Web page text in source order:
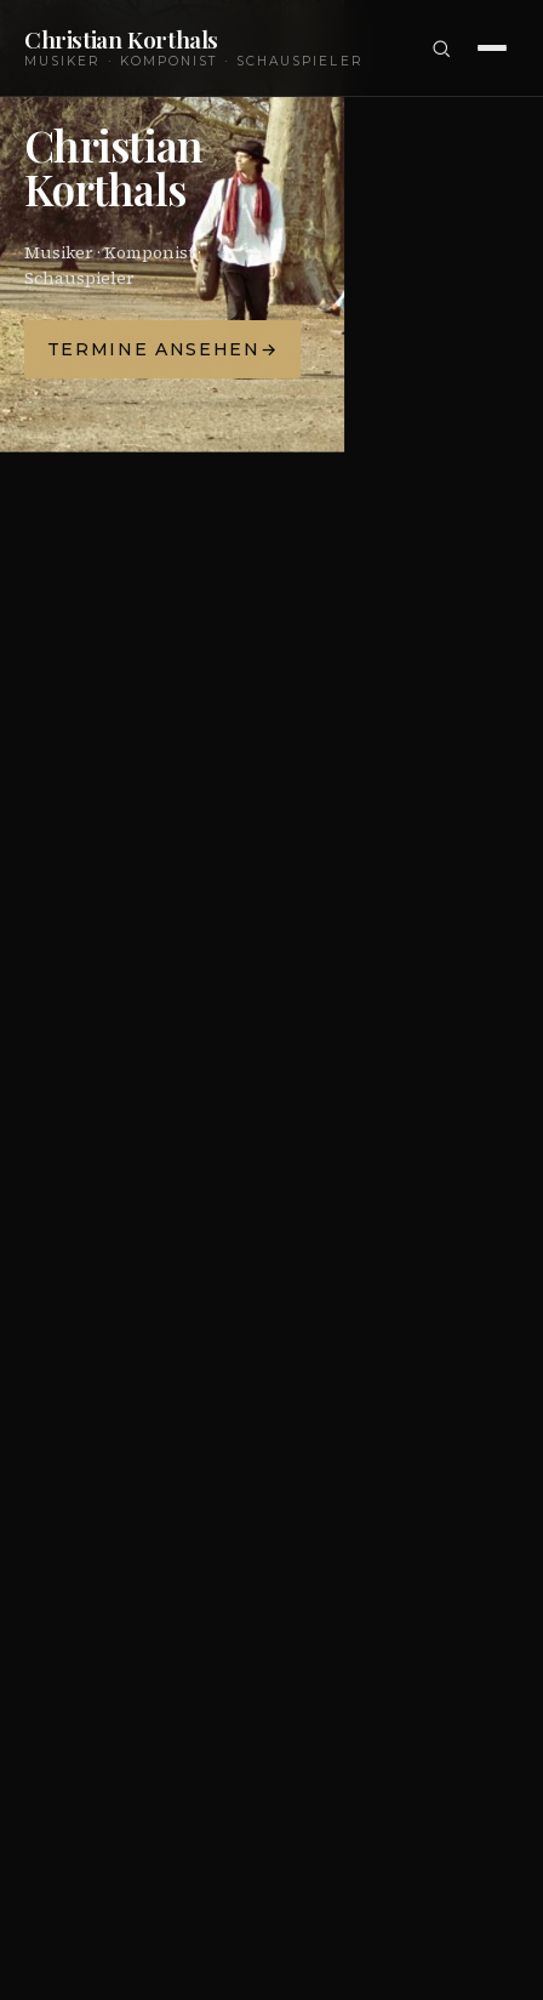
Christian Korthals
MUSIKER · KOMPONIST · SCHAUSPIELER
SAXOPHON · PIANO · GESANG
· KOMPOSITION · SCHAUSPIEL
Christian
Korthals
Musiker · Komponist ·
Schauspieler
TERMINE ANSEHEN →